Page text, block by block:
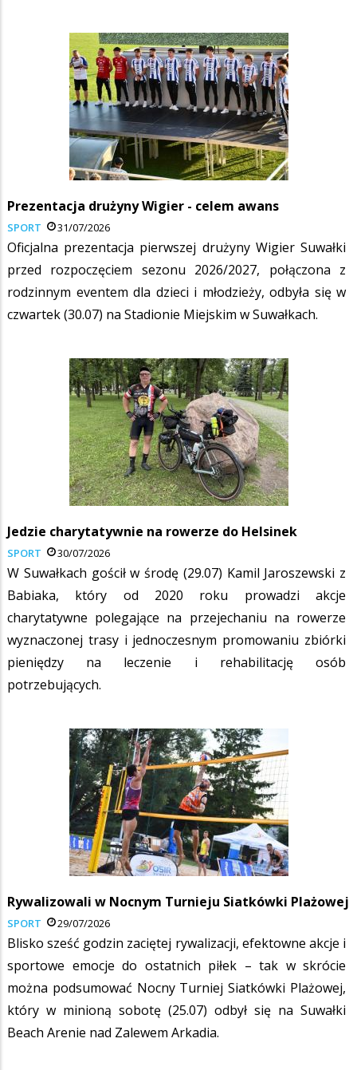
Prezentacja drużyny Wigier - celem awans
SPORT 31/07/2026
Oficjalna prezentacja pierwszej drużyny Wigier Suwałki
przed rozpoczęciem sezonu 2026/2027, połączona z
rodzinnym eventem dla dzieci i młodzieży, odbyła się w
czwartek (30.07) na Stadionie Miejskim w Suwałkach.
Jedzie charytatywnie na rowerze do Helsinek
SPORT 30/07/2026
W Suwałkach gościł w środę (29.07) Kamil Jaroszewski z
Babiaka, który od 2020 roku prowadzi akcje
charytatywne polegające na przejechaniu na rowerze
wyznaczonej trasy i jednoczesnym promowaniu zbiórki
pieniędzy na leczenie i rehabilitację osób
potrzebujących.
Rywalizowali w Nocnym Turnieju Siatkówki Plażowej
SPORT 29/07/2026
Blisko sześć godzin zaciętej rywalizacji, efektowne akcje i
sportowe emocje do ostatnich piłek – tak w skrócie
można podsumować Nocny Turniej Siatkówki Plażowej,
który w minioną sobotę (25.07) odbył się na Suwałki
Beach Arenie nad Zalewem Arkadia.